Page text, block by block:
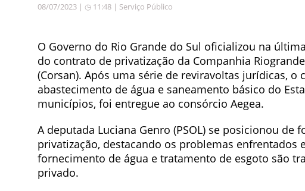
08/07/2023 | ◷ 11:48 | Serviço Público
O Governo do Rio Grande do Sul oficializou na
do contrato de privatização da Companhia
(Corsan). Após uma série de reviravoltas jurídicas,
abastecimento de água e saneamento básico do
municípios, foi entregue ao consórcio Aegea.
A deputada Luciana Genro (PSOL) se posicionou de
privatização, destacando os problemas
fornecimento de água e tratamento de esgoto são
privado.